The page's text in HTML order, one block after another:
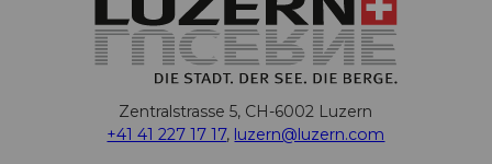
Zentralstrasse 5, CH-6002 Luzern
+41 41 227 17 17, luzern@luzern.com